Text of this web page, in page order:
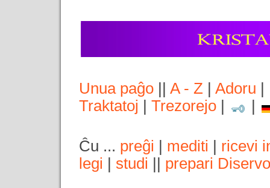
Unua paĝo ||A - Z |Adoru
Traktatoj |Trezorejo
Ĉu ... preĝi mediti
ricevi
legi
studi prepari